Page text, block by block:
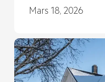
Mars 18, 2026